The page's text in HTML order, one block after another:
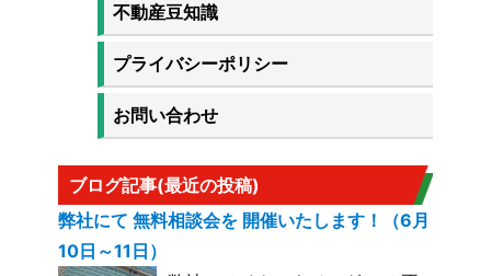
不動産豆知識
プライバシーポリシー
お問い合わせ
ブログ記事(最近の投稿)
弊社にて 無料相談会を 開催いたします！（6月
10日～11日）